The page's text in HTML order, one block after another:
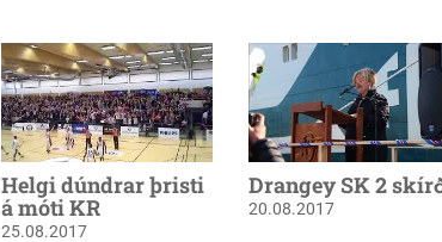
Helgi dúndrar þristi
á móti KR
25.08.2017
Drangey SK 2
20.08.2017